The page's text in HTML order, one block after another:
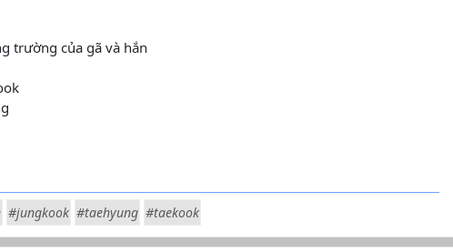
trường của gã và hắn
#jungkook #taehyung #taekook